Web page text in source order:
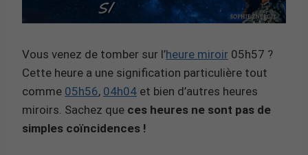
Vous venez de tomber sur l’heure miroir 05h57 ?
Cette heure a une signification particulière tout
comme 05h56, 04h04 et bien d’autres heures
miroirs. Sachez que ces heures ne sont pas de
simples coïncidences !